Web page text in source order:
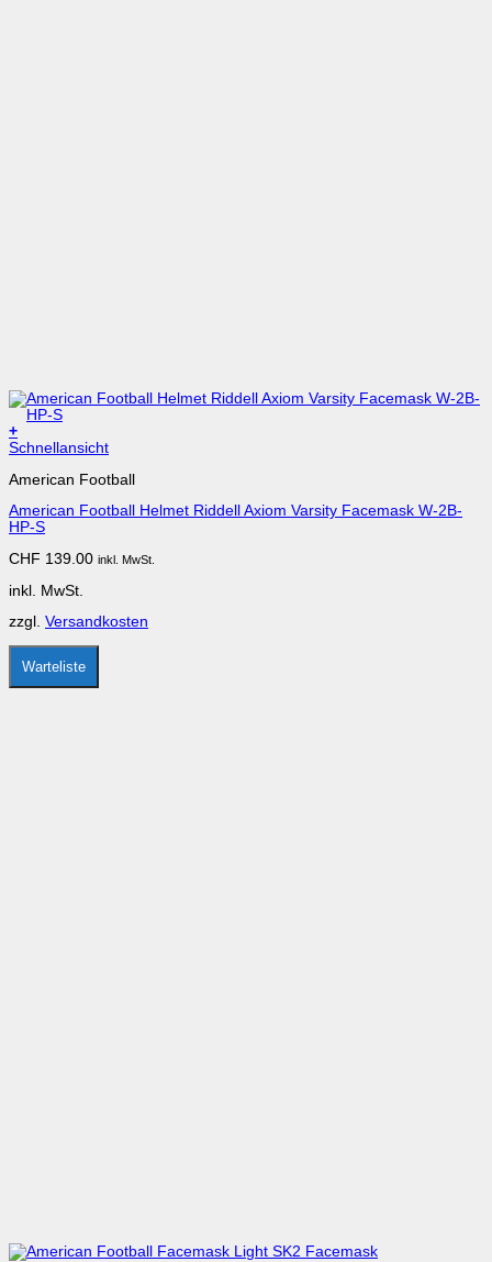
+
Dieses
weist
Varianten
auf.
Optionen
auf
Produktseite
gewählt
werden
Schnellansicht
American Football
American Football Helmet Riddell Axiom Varsity Facemask W-2B-
HP-S
CHF 139.00 inkl. MwSt.
inkl. MwSt.
zzgl. Versandkosten
Warteliste